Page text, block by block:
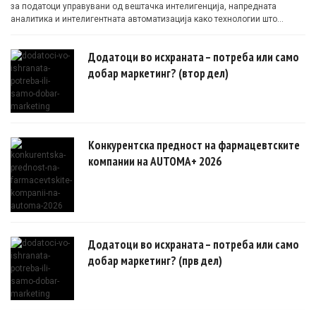
за податоци управувани од вештачка интелигенција, напредната
аналитика и интелигентната автоматизација како технологии што
Додатоци во исхраната – потреба или само
добар маркетинг? (втор дел)
Конкурентска предност на фармацевтските
компании на AUTOMA+ 2026
Додатоци во исхраната – потреба или само
добар маркетинг? (прв дел)